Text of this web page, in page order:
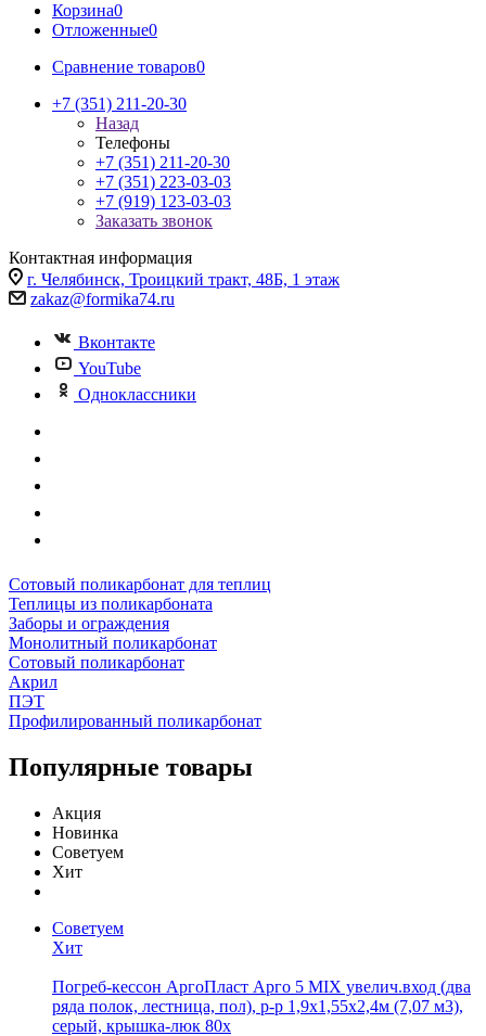
Корзина0
Отложенные0
Сравнение товаров0
+7 (351) 211-20-30
Назад
Телефоны
+7 (351) 211-20-30
+7 (351) 223-03-03
+7 (919) 123-03-03
Заказать звонок
Контактная информация
г. Челябинск, Троицкий тракт, 48Б, 1 этаж
zakaz@formika74.ru
Вконтакте
YouTube
Одноклассники
Сотовый поликарбонат для теплиц
Теплицы из поликарбоната
Заборы и ограждения
Монолитный поликарбонат
Сотовый поликарбонат
Акрил
ПЭТ
Профилированный поликарбонат
Популярные товары
Акция
Новинка
Советуем
Хит
Советуем
Хит
Погреб-кессон АргоПласт Арго 5 MIX увелич.вход (два
ряда полок, лестница, пол), р-р 1,9х1,55х2,4м (7,07 м3),
серый, крышка-люк 80х